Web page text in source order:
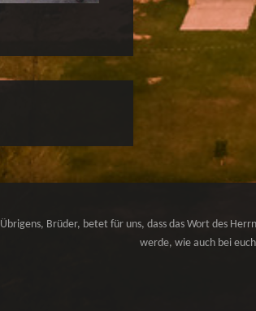
Übrigens, Brüder, betet für uns, dass das Wort des
werde, wie auch bei